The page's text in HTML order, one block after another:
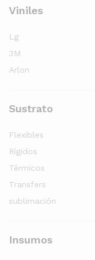
Viniles
Lg
3M
Arlon
Sustrato
Flexibles
Rígidos
Térmicos
Transfers
sublimación
Insumos